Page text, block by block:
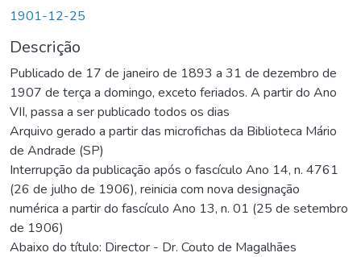
1901-12-25
Descrição
Publicado de 17 de janeiro de 1893 a 31 de dezembro de
1907 de terça a domingo, exceto feriados. A partir do Ano
VII, passa a ser publicado todos os dias
Arquivo gerado a partir das microfichas da Biblioteca Mário
de Andrade (SP)
Interrupção da publicação após o fascículo Ano 14, n. 4761
(26 de julho de 1906), reinicia com nova designação
numérica a partir do fascículo Ano 13, n. 01 (25 de setembro
de 1906)
Abaixo do título: Director - Dr. Couto de Magalhães